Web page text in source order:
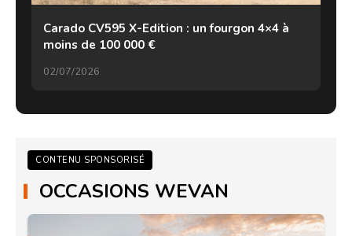
Carado CV595 X-Edition : un fourgon 4×4 à
moins de 100 000 €
02/07/2026
CONTENU SPONSORISÉ
OCCASIONS WEVAN